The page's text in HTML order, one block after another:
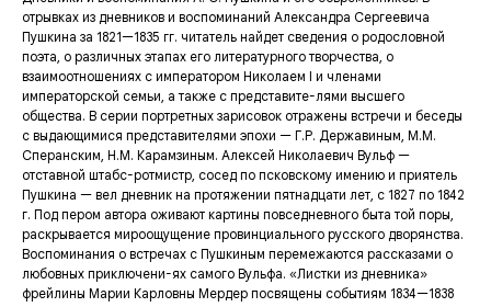
отрывках из дневников и воспоминаний Александра Сергеевича
Пушкина за 1821—1835 гг. читатель найдет сведения о родословной
поэта, о различных этапах его литературного творчества, о
взаимоотношениях с императором Николаем I и членами
императорской семьи, а также с представите-лями высшего
общества. В серии портретных зарисовок отражены встречи и беседы
с выдающимися представителями эпохи — Г.Р. Державиным, М.М.
Сперанским, Н.М. Карамзиным. Алексей Николаевич Вульф —
отставной штабс-ротмистр, сосед по псковскому имению и приятель
Пушкина — вел дневник на протяжении пятнадцати лет, с 1827 по 1842
г. Под пером автора оживают картины повседневного быта той поры,
раскрывается мироощущение провинциального русского дворянства.
Воспоминания о встречах с Пушкиным перемежаются рассказами о
любовных приключени-ях самого Вульфа. «Листки из дневника»
фрейлины Марии Карловны Мердер посвящены событиям 1834—1838